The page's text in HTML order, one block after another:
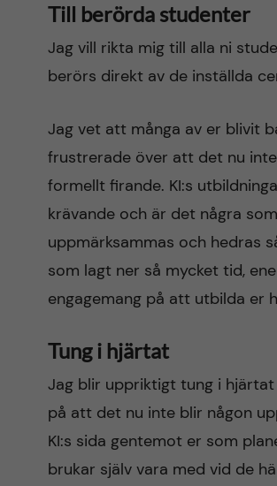
Till berörda studenter
Jag vill rikta mig till alla ni
berörs direkt av de inställda
Jag vet att många av er blivit
frustrerade över att det nu
formellt firande. KI:s
krävande och är det några
uppmärksammas och hedras
som lagt ner så mycket tid,
engagemang på att utbilda er
Tung i hjärtat
Jag blir uppriktigt tung i hjärtat
på att det nu inte blir någon
KI:s sida gentemot er som
brukar själv vara med vid de